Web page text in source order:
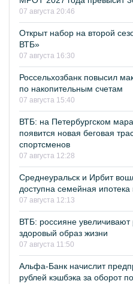
07 августа 20:46
Открыт набор на второй
ВТБ»
07 августа 16:30
Россельхозбанк повысил
по накопительным счетам
07 августа 15:40
ВТБ: на Петербургском
появится новая беговая
спортсменов
07 августа 12:28
Среднеуральск и Ирбит
доступна семейная ипотека
07 августа 12:13
ВТБ: россияне увеличивают
здоровый образ жизни
07 августа 11:50
Альфа-Банк начислит
рублей кэшбэка за оборот